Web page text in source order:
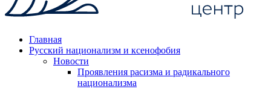
Главная
Русский национализм и ксенофобия
Новости
Проявления расизма и радикального
национализма